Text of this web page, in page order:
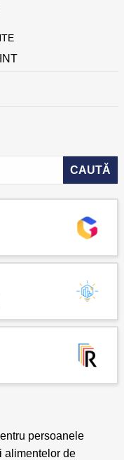
persoanele
alimentelor de